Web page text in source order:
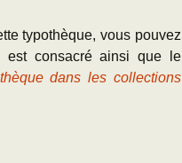
typothèque, vous pouvez
est consacré ainsi que le
dans les collections